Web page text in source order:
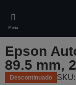
main
content
Menu
Epson
89.5 mm,
Descontinuado